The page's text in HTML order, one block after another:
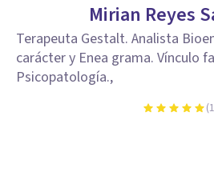
Mirian Reyes
Terapeuta Gestalt. Analista
carácter y Enea grama. Vínculo
Psicopatología.,
(1